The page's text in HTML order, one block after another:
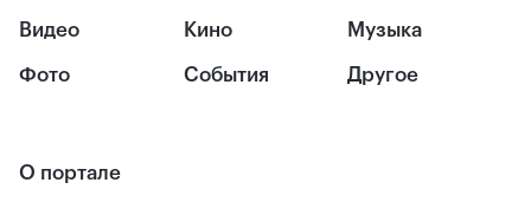
Видео
Фото
Кино
События
Музыка
Другое
О портале